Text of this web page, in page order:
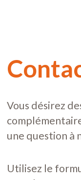
Vous désirez
une question à
Utilisez le